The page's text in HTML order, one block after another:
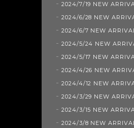
2024/7/19 NEW
2024/6/28 NEW
2024/6/7 NEW ARRIVAL
2024/5/24 NEW
2024/5/17 NEW
2024/4/26 NEW
2024/4/12 NEW
2024/3/29 NEW
2024/3/15 NEW
2024/3/8 NEW ARRIVAL